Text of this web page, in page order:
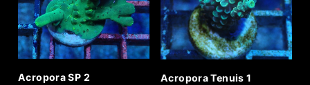
Acropora SP 2
Acropora Tenuis 1